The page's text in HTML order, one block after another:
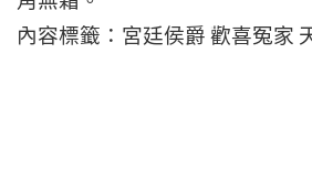
內容標籤：宮廷侯爵 歡喜冤家